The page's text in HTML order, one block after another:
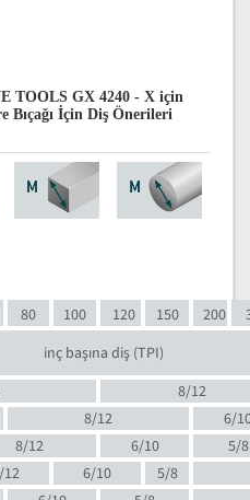
TOOLS GX 4240 - X için
Bıçağı İçin Diş Önerileri
80 100 120 150 200
inç başına diş (TPI)
8/12
8/12
6/
8/12 6/10
5/8
6/10
5/8